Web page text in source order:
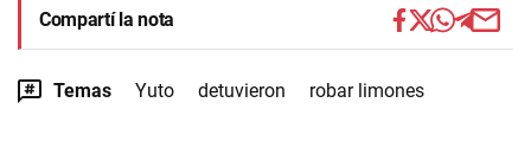
Compartí la nota
Temas Yuto detuvieron robar limones